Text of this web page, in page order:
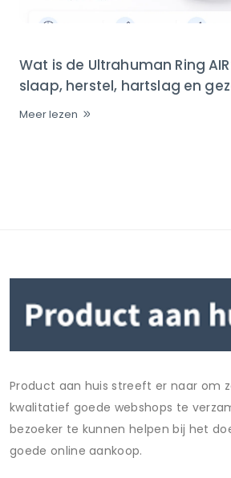
Wat is de Ultrahuman Ring
slaap, herstel, hartslag en
Meer lezen
Product aan huis streeft er naar om
kwalitatief goede webshops te
bezoeker te kunnen helpen bij het
goede online aankoop.